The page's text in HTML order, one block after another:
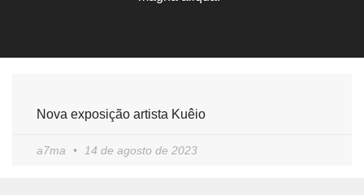
Nova exposição artista Kuêio
a7ma 14 de agosto de 2023